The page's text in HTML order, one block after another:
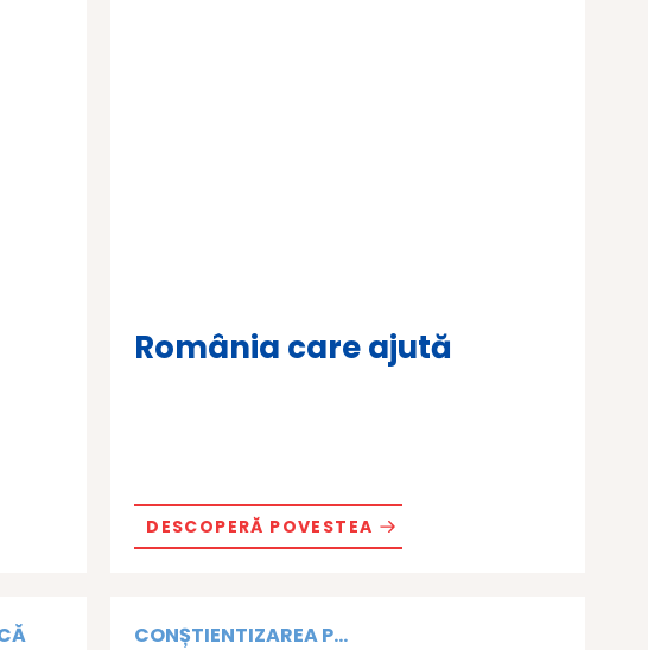
România care ajută
DESCOPERĂ POVESTEA
CONȘTIENTIZAREA P...